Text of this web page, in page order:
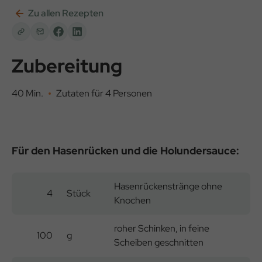
Zu allen Rezepten
Zubereitung
40 Min. Zutaten für 4 Personen
Für den Hasenrücken und die Holundersauce:
4 Stück
Hasenrückenstränge ohne
Knochen
100 g
roher Schinken, in feine
Scheiben geschnitten